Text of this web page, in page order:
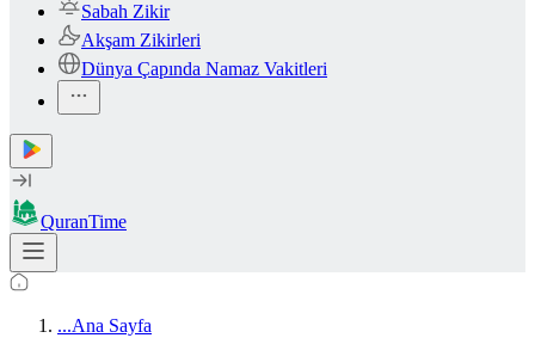
Sabah Zikir
Akşam Zikirleri
Dünya Çapında Namaz Vakitleri
QuranTime
...Ana Sayfa